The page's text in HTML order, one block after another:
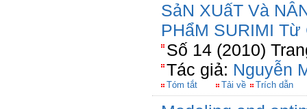
SảN XUấT Và
PHẩM SURIMI Từ
Số 14 (2010)
Tác giả: Nguyễn
Tóm tắt Tải về Trích dẫn